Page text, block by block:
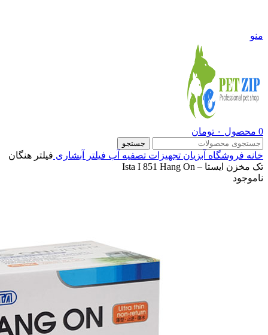
منو
0 محصول ۰ تومان
جستجو
خانه فروشگاه آبزیان تجهیزات تصفیه آب فیلتر آبشاری فیلتر هنگان
تک مخزن ایستا – Ista I 851 Hang On
ناموجود